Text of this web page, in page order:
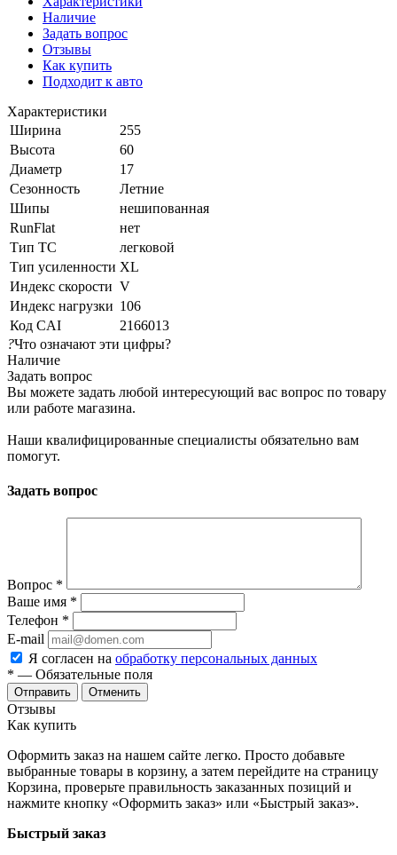
Наличие
Задать вопрос
Отзывы
Как купить
Подходит к авто
Характеристики
Ширина
255
Высота
60
Диаметр
17
Сезонность
Летние
Шипы
нешипованная
RunFlat
нет
Тип ТС
легковой
Тип усиленности XL
Индекс скорости V
Индекс нагрузки 106
Код CAI
2166013
?Что означают эти цифры?
Наличие
Задать вопрос
Вы можете задать любой интересующий вас вопрос по товару
или работе магазина.
Наши квалифицированные специалисты обязательно вам
помогут.
Задать вопрос
Вопрос *
Ваше имя *
Телефон *
E-mail
Я согласен на обработку персональных данных
* — Обязательные поля
Отменить
Отзывы
Как купить
Оформить заказ на нашем сайте легко. Просто добавьте
выбранные товары в корзину, а затем перейдите на страницу
Корзина, проверьте правильность заказанных позиций и
нажмите кнопку «Оформить заказ» или «Быстрый заказ».
Быстрый заказ